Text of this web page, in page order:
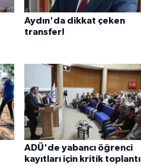
Aydın'da dikkat çeken
transfer!
ADÜ'de yabancı öğrenci
kayıtları için kritik toplantı